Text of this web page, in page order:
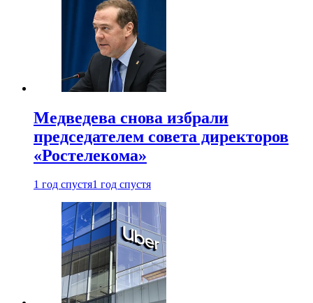
Медведева снова избрали
председателем совета директоров
«Ростелекома»
1 год спустя1 год спустя